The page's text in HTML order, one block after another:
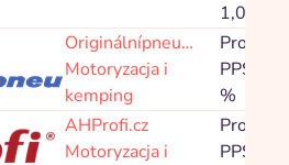
1,00 %
Originálnípneu…
Motoryzacja i
kemping
Prowizja
PPS
%
AHProfi.cz
Motoryzacja i
Prowizja
PPS